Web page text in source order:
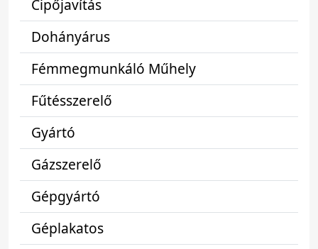
Cipőjavítás
Dohányárus
Fémmegmunkáló Műhely
Fűtésszerelő
Gyártó
Gázszerelő
Gépgyártó
Géplakatos